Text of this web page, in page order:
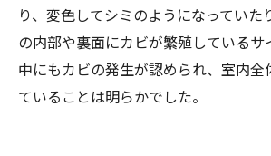
り、変色してシミのようになっていた
の内部や裏面にカビが繁殖しているサ
中にもカビの発生が認められ、室内全
ていることは明らかでした。